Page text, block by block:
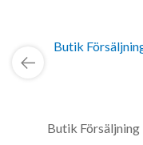
Butik Försäljning